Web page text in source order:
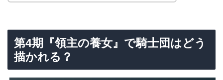
第4期『領主の養女』で騎士団はどう
描かれる？